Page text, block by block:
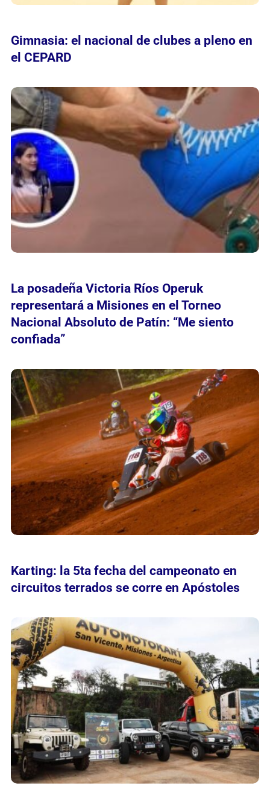
Gimnasia: el nacional de clubes a pleno en
el CEPARD
La posadeña Victoria Ríos Operuk
representará a Misiones en el Torneo
Nacional Absoluto de Patín: “Me siento
confiada”
Karting: la 5ta fecha del campeonato en
circuitos terrados se corre en Apóstoles